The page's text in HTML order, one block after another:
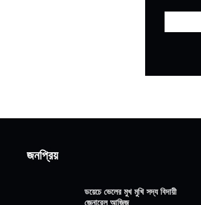
জনপ্রিয়
ডয়েচে ভেলের মুখ মুখি সদ্য বিদায়ী
জেনারেল আজিজ